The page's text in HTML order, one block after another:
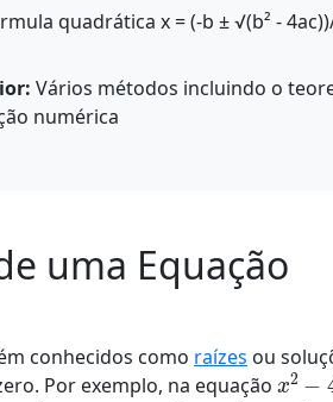
quadrática x = (-b ± √(b² -
Vários métodos incluindo o
numérica
uma Equação
conhecidos como raízes ou
Por exemplo, na equação
x2−4